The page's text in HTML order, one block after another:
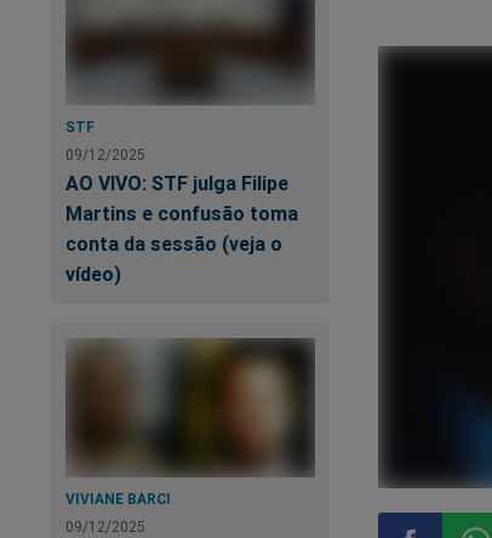
STF
09/12/2025
AO VIVO: STF julga Filipe
Martins e confusão toma
conta da sessão (veja o
vídeo)
VIVIANE BARCI
09/12/2025